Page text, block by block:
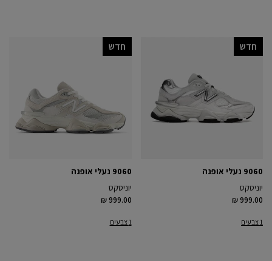
9060 נעלי אופנה
יוניסקס
₪ 999.00
1 צבעים
חדש
9060 נעלי אופנה
יוניסקס
₪ 999.00
1 צבעים
חדש